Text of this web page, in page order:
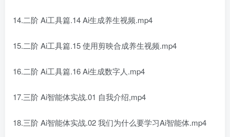
14.二阶 Ai工具篇.14 Ai生成养生视频.mp4
15.二阶 Ai工具篇.15 使用剪映合成养生视频.mp4
16.二阶 Ai工具篇.16 Ai生成数字人.mp4
17.三阶 Ai智能体实战.01 自我介绍,mp4
18.三阶 Ai智能体实战.02 我们为什么要学习Ai智能体.mp4